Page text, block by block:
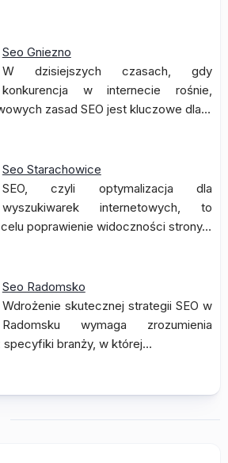
Seo Gniezno
W dzisiejszych czasach, gdy
konkurencja w internecie rośnie,
zasad SEO jest kluczowe dla…
Seo Starachowice
SEO, czyli optymalizacja dla
wyszukiwarek internetowych, to
poprawienie widoczności strony…
Seo Radomsko
Wdrożenie skutecznej strategii SEO w
Radomsku wymaga zrozumienia
specyfiki branży, w której…